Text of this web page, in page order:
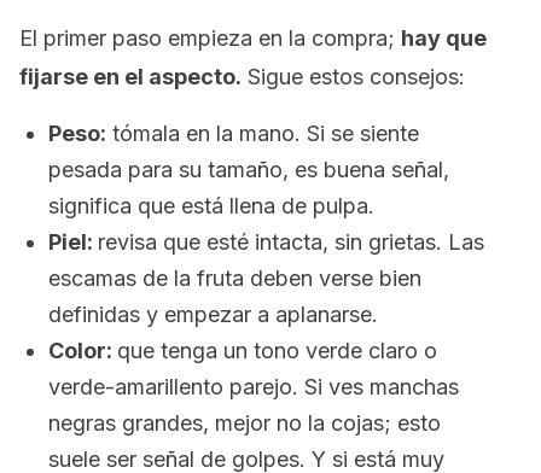
El primer paso empieza en la compra; hay que
fijarse en el aspecto. Sigue estos consejos:
Peso: tómala en la mano. Si se siente
pesada para su tamaño, es buena señal,
significa que está llena de pulpa.
Piel: revisa que esté intacta, sin grietas. Las
escamas de la fruta deben verse bien
definidas y empezar a aplanarse.
Color: que tenga un tono verde claro o
verde-amarillento parejo. Si ves manchas
negras grandes, mejor no la cojas; esto
suele ser señal de golpes. Y si está muy